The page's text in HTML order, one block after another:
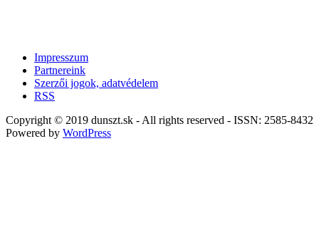
Impresszum
Partnereink
Szerzői jogok, adatvédelem
RSS
Copyright © 2019 dunszt.sk - All rights reserved - ISSN: 2585-8432
Powered by WordPress